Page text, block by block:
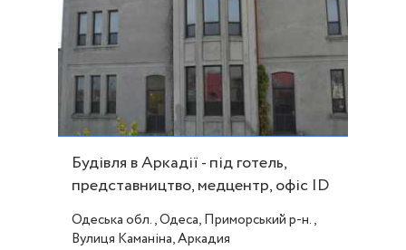
Будівля в Аркадії - під готель,
представництво, медцентр, офіс ID
4107
Одеська обл., Одеса, Приморський р-н.,
Вулиця Каманіна, Аркадия